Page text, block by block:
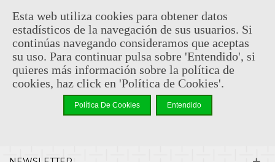
ENVÍOS Y DEVOLUCIONES
CONTACTO
INFORMACIÓN
Esta web utiliza cookies para obtener datos
estadísticos de la navegación de sus usuarios. Si
continúas navegando consideramos que aceptas
su uso. Para continuar pulsa sobre 'Entendido', si
quieres más información sobre la política de
cookies, haz click en 'Política de Cookies'.
Política De Cookies Entendido